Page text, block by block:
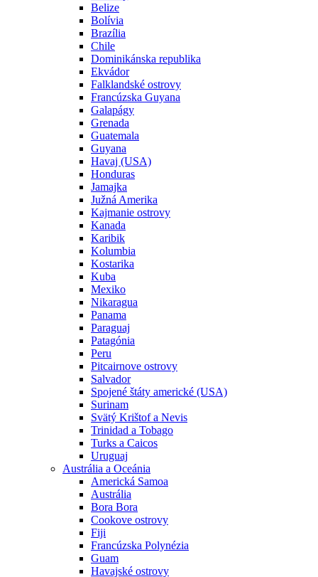
Belize
Bolívia
Brazília
Chile
Dominikánska republika
Ekvádor
Falklandské ostrovy
Francúzska Guyana
Galapágy
Grenada
Guatemala
Guyana
Havaj (USA)
Honduras
Jamajka
Južná Amerika
Kajmanie ostrovy
Kanada
Karibik
Kolumbia
Kostarika
Kuba
Mexiko
Nikaragua
Panama
Paraguaj
Patagónia
Peru
Pitcairnove ostrovy
Salvador
Spojené štáty americké (USA)
Surinam
Svätý Krištof a Nevis
Trinidad a Tobago
Turks a Caicos
Uruguaj
Austrália a Oceánia
Americká Samoa
Austrália
Bora Bora
Cookove ostrovy
Fiji
Francúzska Polynézia
Guam
Havajské ostrovy